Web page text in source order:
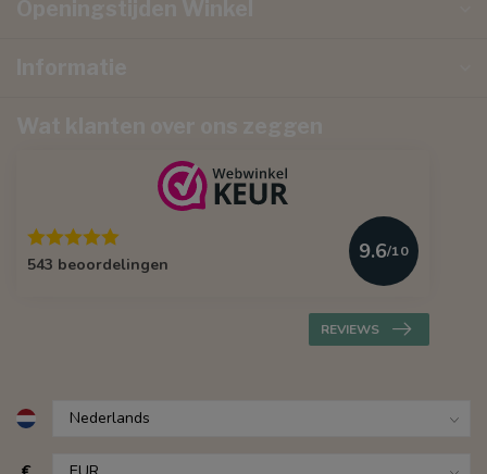
543 beoordelingen
9.6/10
REVIEWS